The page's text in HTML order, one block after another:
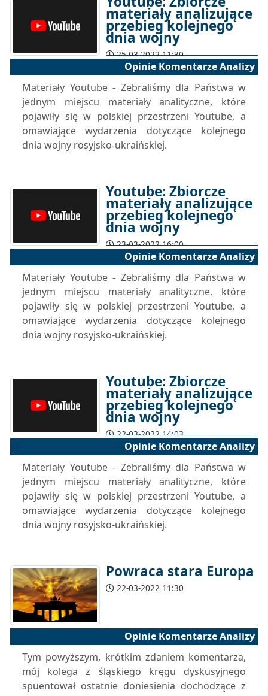
materiały analizujące
przebieg kolejnego
dnia wojny
25-03-2022 11:30
Opinie Komentarze Analizy
Materiały Youtube - Zebraliśmy dla Państwa w
jednym miejscu materiały analityczne, które
pojawiły się w polskiej przestrzeni Youtube, a
omawiające wydarzenia dotyczące kolejnego
dnia wojny rosyjsko-ukraińskiej.
Youtube: Zbiorcze
materiały analizujące
przebieg kolejnego
dnia wojny
23-03-2022 16:00
Opinie Komentarze Analizy
Materiały Youtube - Zebraliśmy dla Państwa w
jednym miejscu materiały analityczne, które
pojawiły się w polskiej przestrzeni Youtube, a
omawiające wydarzenia dotyczące kolejnego
dnia wojny rosyjsko-ukraińskiej.
Youtube: Zbiorcze
materiały analizujące
przebieg kolejnego
dnia wojny
22-03-2022 14:03
Opinie Komentarze Analizy
Materiały Youtube - Zebraliśmy dla Państwa w
jednym miejscu materiały analityczne, które
pojawiły się w polskiej przestrzeni Youtube, a
omawiające wydarzenia dotyczące kolejnego
dnia wojny rosyjsko-ukraińskiej.
Powraca stara Europa
22-03-2022 11:30
Opinie Komentarze Analizy
Tym powyższym, krótkim zdaniem komentarza,
mój kolega z śląskiego kręgu dyskusyjnego
spuentował ostatnie doniesienia dochodzące z